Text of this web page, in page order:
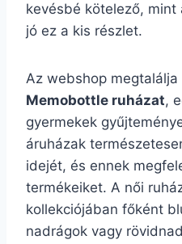
kevésbé kötelező,
jó ez a kis részlet.
Az webshop
Memobottle ruházat,
gyermekek
áruházak
idejét, és ennek
termékeiket. A női
kollekciójában főként
nadrágok vagy